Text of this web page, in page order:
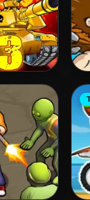
3